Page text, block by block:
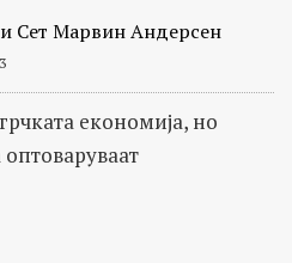
Сет Марвин Андерсен
економија, но
оптоваруваaт